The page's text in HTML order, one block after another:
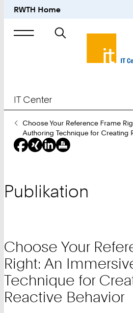
RWTH Home
Suche
nach
IT Center
Sie
sind
hier:
Choose Your Reference Frame
Authoring Technique for Creating
Publikation
Choose Your
Right: An
Technique for
Reactive Behavior